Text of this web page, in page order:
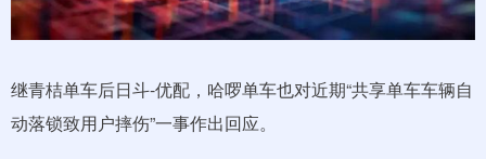
继青桔单车后日斗-优配，哈啰单车也对近期“共享单车车辆自
动落锁致用户摔伤”一事作出回应。